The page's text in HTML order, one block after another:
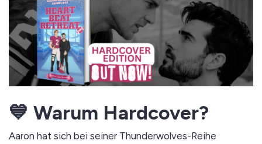
💙 Warum Hardcover?
Aaron hat sich bei seiner Thunderwolves-Reihe